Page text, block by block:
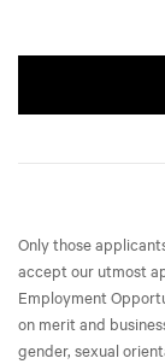
Only those
accept our utmost
Employment
on merit and
gender, sexual